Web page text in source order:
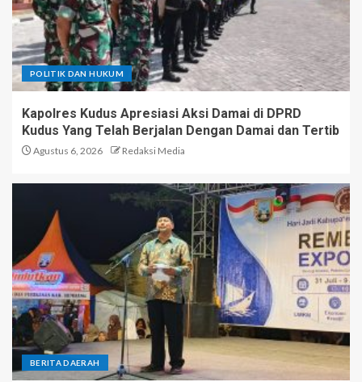
POLITIK DAN HUKUM
Kapolres Kudus Apresiasi Aksi Damai di DPRD
Kudus Yang Telah Berjalan Dengan Damai dan Tertib
Agustus 6, 2026 Redaksi Media
BERITA DAERAH